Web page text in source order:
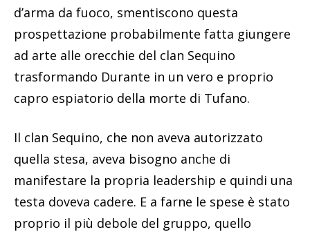
d’arma da fuoco, smentiscono questa
prospettazione probabilmente fatta giungere
ad arte alle orecchie del clan Sequino
trasformando Durante in un vero e proprio
capro espiatorio della morte di Tufano.
Il clan Sequino, che non aveva autorizzato
quella stesa, aveva bisogno anche di
manifestare la propria leadership e quindi una
testa doveva cadere. E a farne le spese è stato
proprio il più debole del gruppo, quello